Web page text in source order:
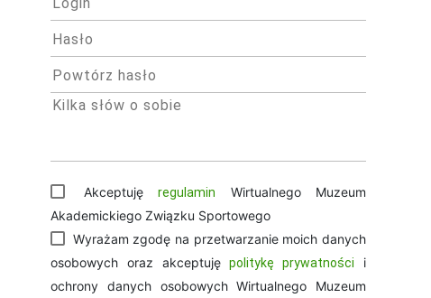
Akceptuję regulamin Wirtualnego Muzeum
Akademickiego Związku Sportowego
Wyrażam zgodę na przetwarzanie moich danych
osobowych oraz akceptujępolitykę prywatności
i
ochrony danych osobowych Wirtualnego Muzeum